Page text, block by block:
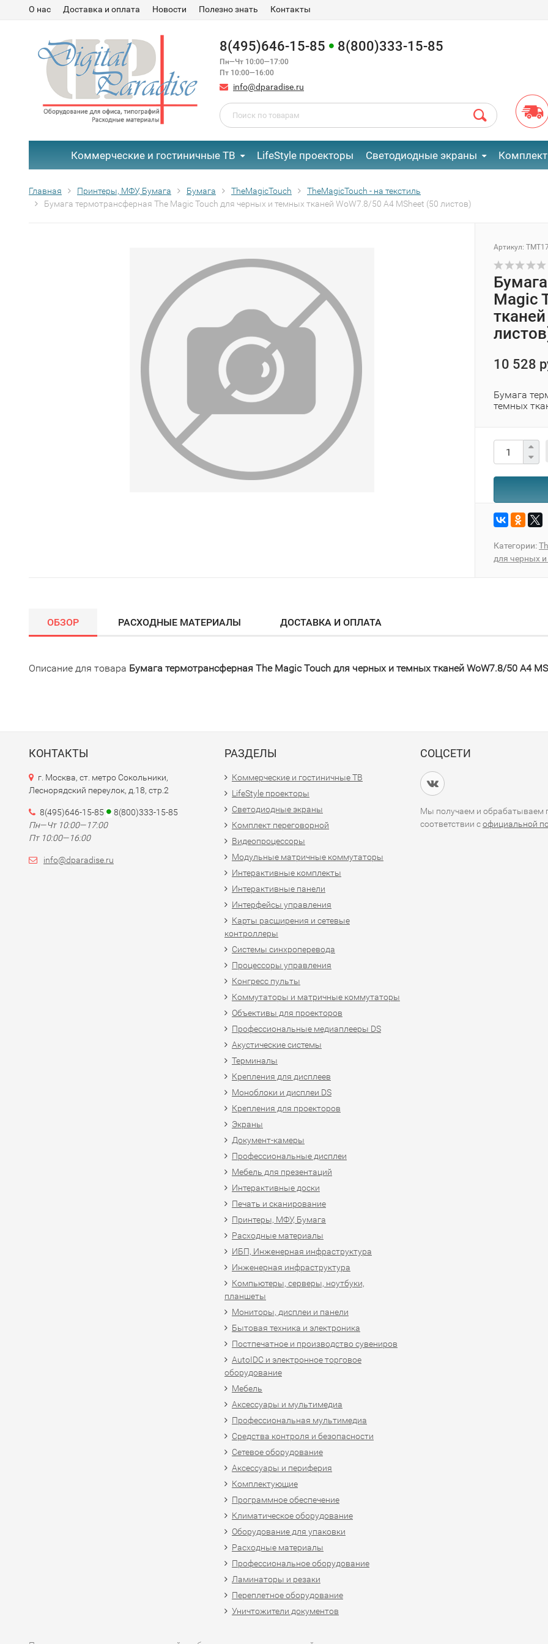
О нас Доставка и оплата Новости Полезно знать Контакты
8(495)646-15-85 8(800)333-15-85
Пн—Чт 10:00—17:00
Пт 10:00—16:00
info@dparadise.ru
Коммерческие и гостиничные ТВ LifeStyle проекторы Светодиодные экраны
Главная Принтеры, МФУ, Бумага Бумага TheMagicTouch
TheMagicTouch - на текстиль
Бумага термотрансферная The Magic Touch для черных и темных тканей WoW7.8/50 A4 MSheet (50 листов)
Артикул:
Magic
10 528
Бумага
темных
Категории:
для черных
ОБЗОР РАСХОДНЫЕ МАТЕРИАЛЫ ДОСТАВКА И ОПЛАТА
Описание для товара Бумага термотрансферная The Magic Touch для черных и темных тканей WoW7.8/50 A4
КОНТАКТЫ
г. Москва, ст. метро Сокольники,
Леснорядский переулок, д.18, стр.2
8(495)646-15-85
8(800)333-15-85
Пн—Чт 10:00—17:00
Пт 10:00—16:00
info@dparadise.ru
РАЗДЕЛЫ
Коммерческие и гостиничные ТВ
LifeStyle проекторы
Светодиодные экраны
Комплект переговорной
Видеопроцессоры
Модульные матричные коммутаторы
Интерактивные комплекты
Интерактивные панели
Интерфейсы управления
Карты расширения и сетевые
контроллеры
Системы синхроперевода
Процессоры управления
Конгресс пульты
Коммутаторы и матричные коммутаторы
Объективы для проекторов
Профессиональные медиаплееры DS
Акустические системы
Терминалы
Крепления для дисплеев
Моноблоки и дисплеи DS
Крепления для проекторов
Экраны
Документ-камеры
Профессиональные дисплеи
Мебель для презентаций
Интерактивные доски
Печать и сканирование
Принтеры, МФУ, Бумага
Расходные материалы
ИБП, Инженерная инфраструктура
Инженерная инфраструктура
Компьютеры, серверы, ноутбуки,
планшеты
Мониторы, дисплеи и панели
Бытовая техника и электроника
Постпечатное и производство сувениров
AutoIDC и электронное торговое
оборудование
Мебель
Аксессуары и мультимедиа
Профессиональная мультимедиа
Средства контроля и безопасности
Сетевое оборудование
Аксессуары и периферия
Комплектующие
Программное обеспечение
Климатическое оборудование
Оборудование для упаковки
Расходные материалы
Профессиональное оборудование
Ламинаторы и резаки
Переплетное оборудование
Уничтожители документов
СОЦСЕТИ
Мы получаем и обрабатываем
соответствии софициальной